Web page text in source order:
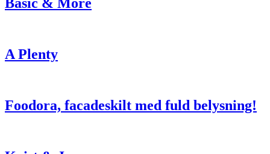
Basic & More
A Plenty
Foodora, facadeskilt med fuld belysning!